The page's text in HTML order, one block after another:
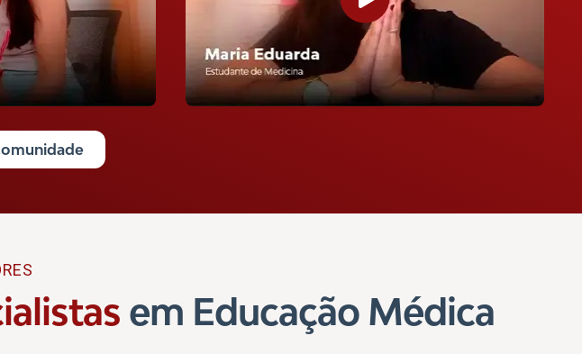
em Educação Médica